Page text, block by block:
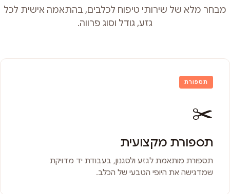
מבחר מלא של שירותי טיפוח לכלבים, בהתאמה אישית לכל
גזע, גודל וסוג פרווה.
תספורת
✂️
תספורת מקצועית
תספורת מותאמת לגזע ולסגנון, בעבודת יד מדויקת
שמדגישה את היופי הטבעי של הכלב.